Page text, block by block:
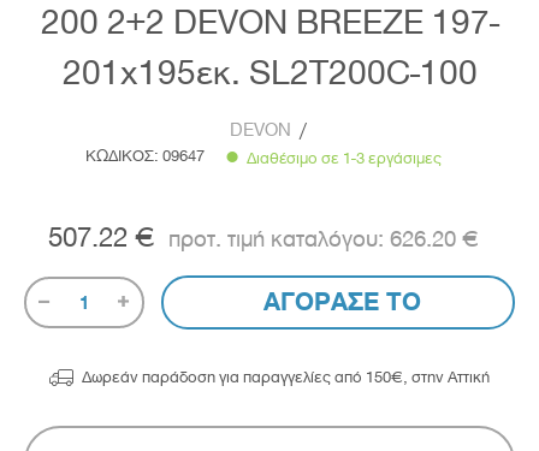
200 2+2 DEVON BREEZE 197-
201x195εκ. SL2T200C-100
DEVON /
ΚΩΔΙΚΟΣ: 09647 Διαθέσιμο σε 1-3 εργάσιμες
507.22 € 626.20 €
1 ΑΓΟΡΑΣΕ ΤΟ
 Δωρεάν παράδοση για παραγγελίες από 150€, στην Αττική